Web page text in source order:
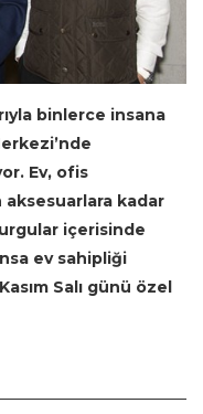
binlerce insana
Ev, ofis
aksesuarlara kadar
içerisinde
ev sahipliği
Salı günü özel